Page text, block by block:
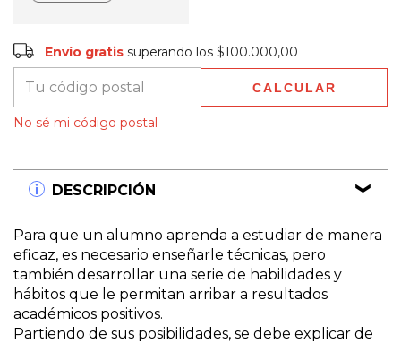
Envío gratis
Entregas para el CP: CAMBIAR CP
Envío gratis superando los$100.000,00
CALCULAR
No sé mi código postal
DESCRIPCIÓN
Para que un alumno aprenda a estudiar de manera
eficaz, es necesario enseñarle técnicas, pero
también desarrollar una serie de habilidades y
hábitos que le permitan arribar a resultados
académicos positivos.
Partiendo de sus posibilidades, se debe explicar de